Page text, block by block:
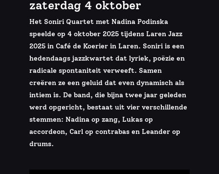
zaterdag 4 oktober
Het Soniri Quartet met Nadina Podinska
speelde op 4 oktober 2025 tijdens Laren Jazz
2025 in Café de Koerier in Laren. Soniri is een
hedendaags jazzkwartet dat lyriek, poëzie en
radicale spontaniteit verweeft. Samen
creëren ze een geluid dat even dynamisch als
intiem is. De band, die bijna twee jaar geleden
werd opgericht, bestaat uit vier verschillende
stemmen: Nadina op zang, Lukas op
accordeon, Carl op contrabas en Leander op
drums.